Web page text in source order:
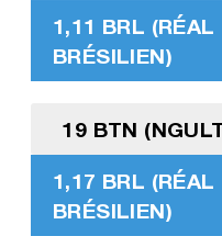
1,11 BRL (RÉAL
BRÉSILIEN)
19 BTN
1,17 BRL (RÉAL
BRÉSILIEN)